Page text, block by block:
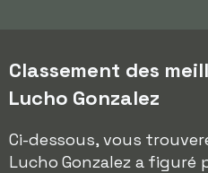
Classement des
Lucho Gonzalez
Ci-dessous, vous
Lucho Gonzalez a figuré